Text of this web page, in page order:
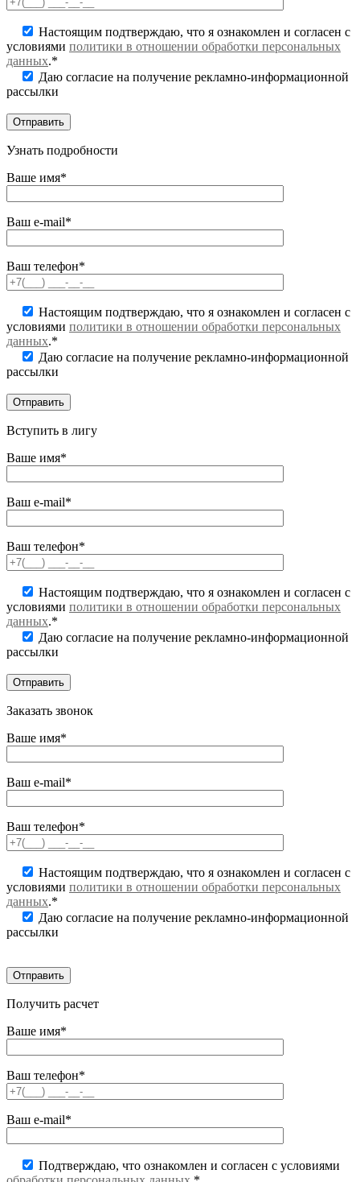
Настоящим подтверждаю, что я ознакомлен и согласен с
условиями политики в отношении обработки персональных
данных.*
Даю согласие на получение рекламно-информационной
рассылки
Узнать подробности
Ваше имя*
Ваш e-mail*
Ваш телефон*
Настоящим подтверждаю, что я ознакомлен и согласен с
условиями политики в отношении обработки персональных
данных.*
Даю согласие на получение рекламно-информационной
рассылки
Вступить в лигу
Ваше имя*
Ваш e-mail*
Ваш телефон*
Настоящим подтверждаю, что я ознакомлен и согласен с
условиями политики в отношении обработки персональных
данных.*
Даю согласие на получение рекламно-информационной
рассылки
Заказать звонок
Ваше имя*
Ваш e-mail*
Ваш телефон*
Настоящим подтверждаю, что я ознакомлен и согласен с
условиями политики в отношении обработки персональных
данных.*
Даю согласие на получение рекламно-информационной
рассылки
Получить расчет
Ваше имя*
Ваш телефон*
Ваш e-mail*
Подтверждаю, что ознакомлен и согласен с условиями